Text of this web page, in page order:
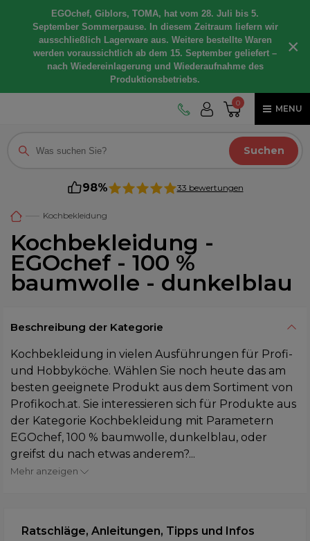
EGOchef, Giblors, TOMA, hat vom 28. Juli bis 5.
September Sommerpause. In diesem Zeitraum liefern wir
ausschließlich Lagerware aus. Weitere bestellte Waren
werden voraussichtlich ab dem 15. September geliefert –
nach Wiedereinlagerung und Wiederaufnahme des
Produktionsbetriebs.
×
0
MENU
Suchen
98% 33 bewertungen
Kochbekleidung
Kochbekleidung -
EGOchef - 100 %
baumwolle - dunkelblau
Beschreibung der Kategorie
Kochbekleidung in vielen Ausführungen für Profi-
und Hobbyköche. Wählen Sie noch heute das am
besten geeignete Produkt aus dem Sortiment von
Profikoch.at. Sie interessieren sich für Produkte aus
der Kategorie Kochbekleidung mit Parametern
EGOchef, 100 % baumwolle, dunkelblau, oder
greifst du nach etwas anderem?...
Mehr anzeigen
Ratschläge, Anleitungen, Tipps und Infos